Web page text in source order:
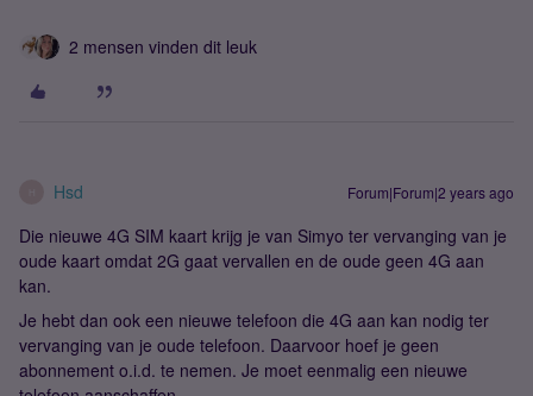
2 mensen vinden dit leuk
Hsd Forum|Forum|2 years ago
Die nieuwe 4G SIM kaart krijg je van Simyo ter vervanging van je
oude kaart omdat 2G gaat vervallen en de oude geen 4G aan
kan.
Je hebt dan ook een nieuwe telefoon die 4G aan kan nodig ter
vervanging van je oude telefoon. Daarvoor hoef je geen
abonnement o.i.d. te nemen. Je moet eenmalig een nieuwe